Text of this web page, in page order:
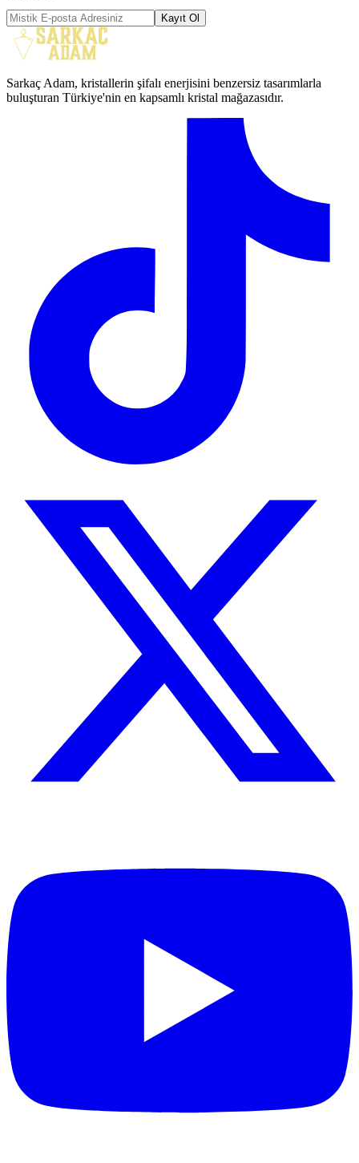
Kayıt Ol
Sarkaç Adam, kristallerin şifalı enerjisini benzersiz tasarımlarla
buluşturan Türkiye'nin en kapsamlı kristal mağazasıdır.